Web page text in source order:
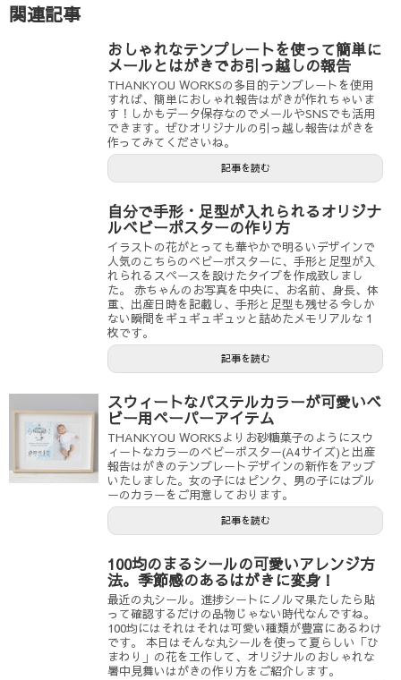
関連記事
おしゃれなテンプレートを使って簡単に
メールとはがきでお引っ越しの報告
THANKYOU WORKSの多目的テンプレートを使用
すれば、簡単におしゃれ報告はがきが作れちゃいま
す！しかもデータ保存なのでメールやSNSでも活用
できます。ぜひオリジナルの引っ越し報告はがきを
作ってみてくださいね。
記事を読む
自分で手形・足型が入れられるオリジナ
ルベビーポスターの作り方
イラストの花がとっても華やかで明るいデザインで
人気のこちらのベビーポスターに、手形と足型が入
れられるスペースを設けたタイプを作成致しまし
た。 赤ちゃんのお写真を中央に、お名前、身長、体
重、出産日時を記載し、手形と足型も残せる今しか
ない瞬間をギュギュギュッと詰めたメモリアルな１
枚です。
記事を読む
スウィートなパステルカラーが可愛いベ
ビー用ペーパーアイテム
THANKYOU WORKSよりお砂糖菓子のようにスウ
ィートなカラーのベビーポスター(A4サイズ)と出産
報告はがきのテンプレートデザインの新作をアップ
いたしました。女の子にはピンク、男の子にはブル
ーのカラーをご用意しております。
記事を読む
100均のまるシールの可愛いアレンジ方
法。季節感のあるはがきに変身！
最近の丸シール。進捗シートにノルマ果たしたら貼
って確認するだけの品物じゃない時代なんですね。
100均にはそれはそれは可愛い種類が豊富にあるわけ
です。 本日はそんな丸シールを使って夏らしい「ひ
まわり」の花を工作して、オリジナルのおしゃれな
暑中見舞いはがきの作り方をご紹介します。